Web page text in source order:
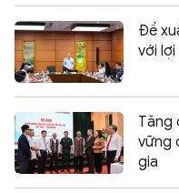
Đề
với
Tăng
vững
gia